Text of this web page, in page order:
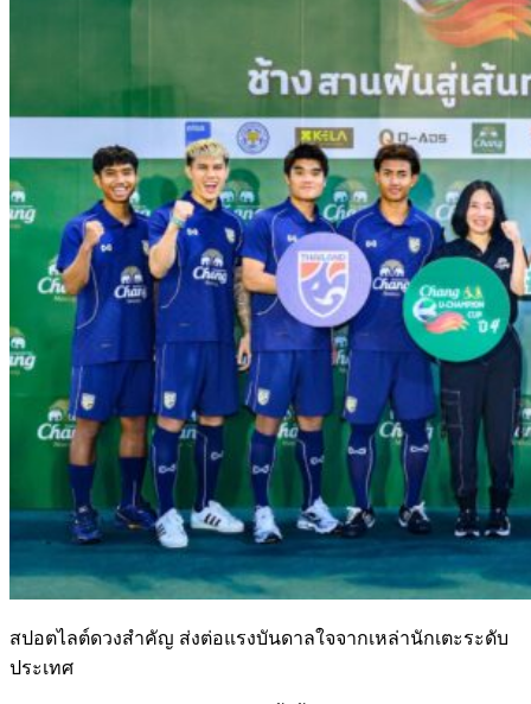
สปอตไลต์ดวงสำคัญ ส่งต่อแรงบันดาลใจจากเหล่านักเตะระดับ
ประเทศ